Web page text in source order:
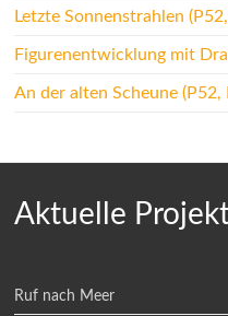
Letzte Sonnenstrahlen
Figurenentwicklung mit
An der alten Scheune (P52,
Aktuelle
Ruf nach Meer